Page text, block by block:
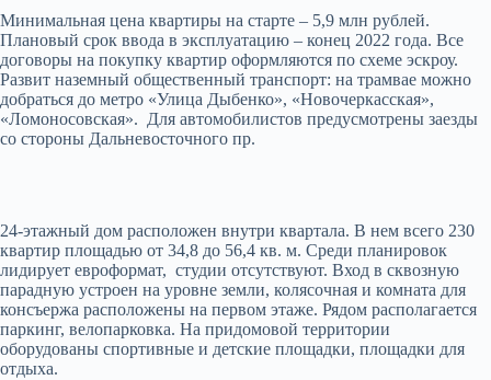
Минимальная цена квартиры на старте – 5,9 млн рублей.
Плановый срок ввода в эксплуатацию – конец 2022 года. Все
договоры на покупку квартир оформляются по схеме эскроу.
Развит наземный общественный транспорт: на трамвае можно
добраться до метро «Улица Дыбенко», «Новочеркасская»,
«Ломоносовская». Для автомобилистов предусмотрены заезды
со стороны Дальневосточного пр.
24-этажный дом расположен внутри квартала. В нем всего 230
квартир площадью от 34,8 до 56,4 кв. м. Среди планировок
лидирует евроформат, студии отсутствуют. Вход в сквозную
парадную устроен на уровне земли, колясочная и комната для
консъержа расположены на первом этаже. Рядом располагается
паркинг, велопарковка. На придомовой территории
оборудованы спортивные и детские площадки, площадки для
отдыха.